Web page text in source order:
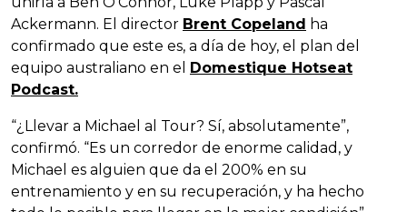
Ackermann. El director Brent Copeland ha
confirmado que este es, a día de hoy, el plan del
equipo australiano en el
Domestique Hotseat
Podcast.
“¿Llevar a Michael al Tour? Sí, absolutamente”,
confirmó. “Es un corredor de enorme calidad, y
Michael es alguien que da el 200% en su
entrenamiento y en su recuperación, y ha hecho